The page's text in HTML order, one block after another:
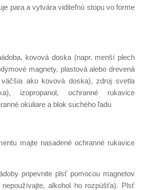
para a vytvára viditeľnú stopu vo forme
kovová doska (napr. menší plech
magnety, plastová alebo drevená
ako kovová doska), zdroj svetla
izopropanol, ochranné rukavice
okuliare a blok suchého ľadu
majte nasadené ochranné rukavice
pripevnite plsť pomocou magnetov
nepoužívajte, alkohol ho rozpúšťa). Plsť